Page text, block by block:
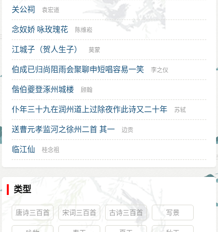
关公祠 袁宏道
念奴娇 咏玫瑰花 陈维崧
江城子（贺人生子） 莫蒙
伯成已归尚阻雨会聚聊申短唱容易一笑 李之仪
偕伯夔登涿州城楼 顾翰
仆年三十九在润州道上过除夜作此诗又二十年 苏轼
送曹元孝监河之徐州二首 其一 边贡
临江仙 桂念祖
类型
唐诗三百首 宋词三百首 古诗三百首 写景